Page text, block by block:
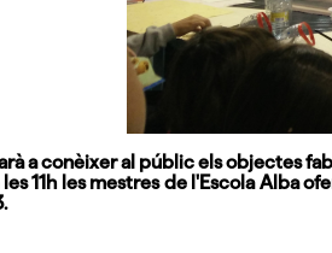
a conèixer al públic els objectes
les 11h les mestres de l'Escola Alba